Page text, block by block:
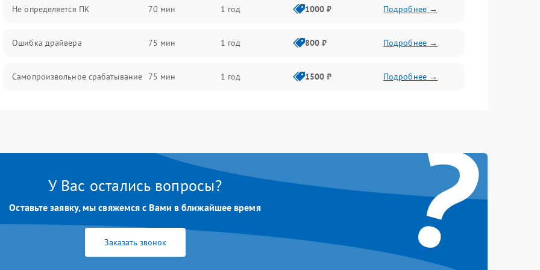
Не определяется ПК 70 мин 1 год 1000 ₽ Подробнее →
Ошибка драйвера 75 мин 1 год 800 ₽ Подробнее →
Самопроизвольное срабатывание 75 мин 1 год 1500 ₽ Подробнее →
?
У Вас остались вопросы?
Оставьте заявку, мы свяжемся с Вами в ближайшее время
Заказать звонок